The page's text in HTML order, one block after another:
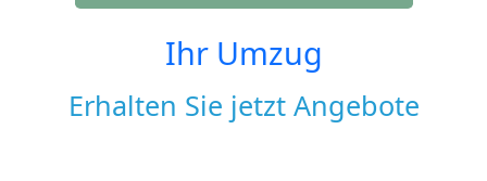
Ihr Umzug
Erhalten Sie jetzt Angebote